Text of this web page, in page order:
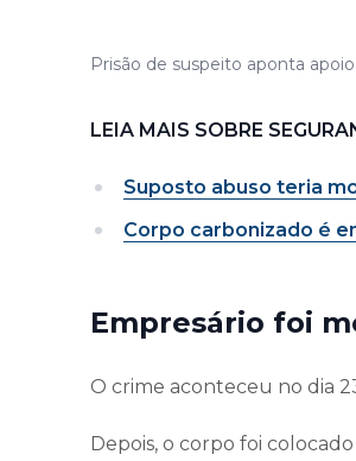
Prisão de suspeito aponta
LEIA MAIS SOBRE
Suposto abuso teria
Corpo carbonizado é
Empresário foi
O crime aconteceu no dia
Depois, o corpo foi